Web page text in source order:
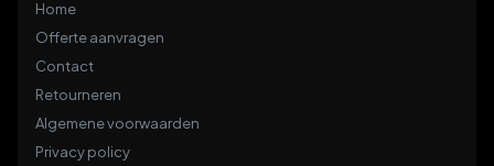
Home
Offerte aanvragen
Contact
Retourneren
Algemene voorwaarden
Privacy policy